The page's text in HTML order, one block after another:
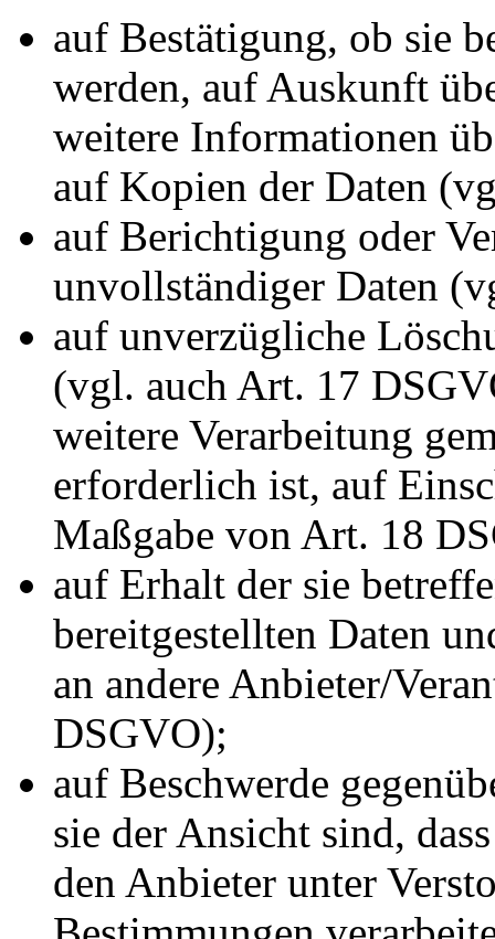
auf Bestätigung, ob sie
werden, auf Auskunft
weitere Informationen
auf Kopien der Daten
auf Berichtigung oder
unvollständiger Daten
auf unverzügliche
(vgl. auch Art. 17
weitere Verarbeitung
erforderlich ist, auf
Maßgabe von Art. 18
auf Erhalt der sie
bereitgestellten Daten
an andere Anbieter/
DSGVO);
auf Beschwerde
sie der Ansicht sind,
den Anbieter unter